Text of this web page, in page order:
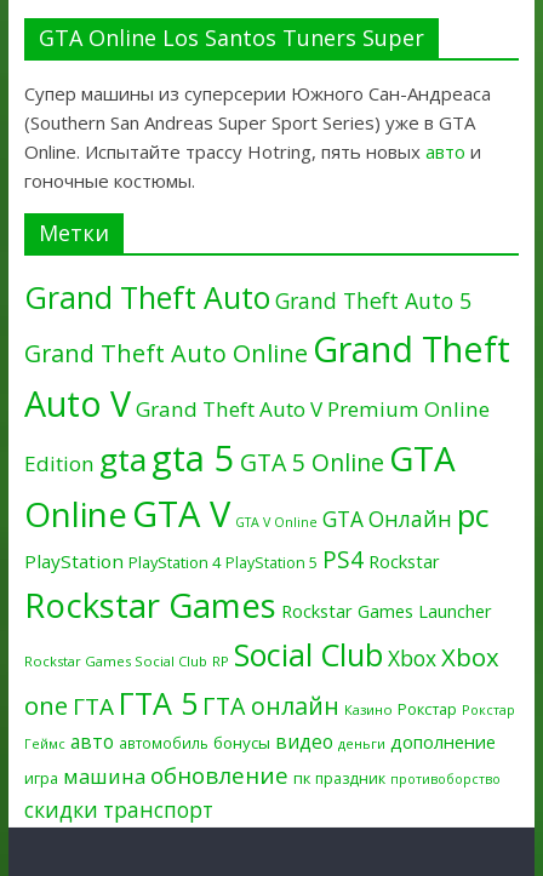
GTA Online Los Santos Tuners Super
Супер машины из суперсерии Южного Сан-Андреаса
(Southern San Andreas Super Sport Series) уже в GTA
Online. Испытайте трассу Hotring, пять новых авто и
гоночные костюмы.
Метки
Grand Theft Auto Grand Theft Auto 5
Grand Theft Auto Online Grand Theft
Auto VGrand Theft Auto V Premium Online
Edition gtagta 5 GTA 5 Online GTA
OnlineGTA V GTA V Online GTA Онлайн pc
PlayStation PlayStation 4 PlayStation 5 PS4 Rockstar
Rockstar Games Rockstar Games Launcher
Rockstar Games Social Club RP Social Club XboxXbox
one ГТА ГТА 5 ГТА онлайн Казино Рокстар Рокстар
Геймс авто автомобиль бонусы видео деньги дополнение
игра машина обновление пк праздник противоборство
скидки транспорт